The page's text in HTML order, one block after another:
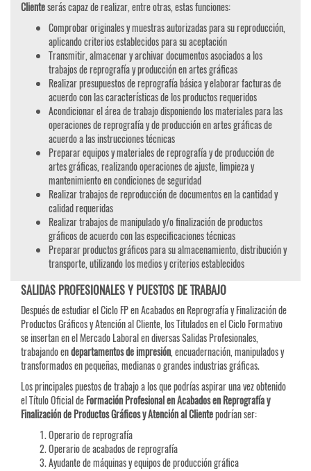
Clienteserás capaz de realizar, entre otras, estas funciones:
Comprobar originales y muestras autorizadas para su reproducción,
aplicando criterios establecidos para su aceptación
Transmitir, almacenar y archivar documentos asociados a los
trabajos de reprografía y producción en artes gráficas
Realizar presupuestos de reprografía básica y elaborar facturas de
acuerdo con las características de los productos requeridos
Acondicionar el área de trabajo disponiendo los materiales para las
operaciones de reprografía y de producción en artes gráficas de
acuerdo a las instrucciones técnicas
Preparar equipos y materiales de reprografía y de producción de
artes gráficas, realizando operaciones de ajuste, limpieza y
mantenimiento en condiciones de seguridad
Realizar trabajos de reproducción de documentos en la cantidad y
calidad requeridas
Realizar trabajos de manipulado y/o finalización de productos
gráficos de acuerdo con las especificaciones técnicas
Preparar productos gráficos para su almacenamiento, distribución y
transporte, utilizando los medios y criterios establecidos
SALIDAS PROFESIONALES Y PUESTOS DE TRABAJO
Después de estudiar el Ciclo FP en Acabados en Reprografía y Finalización de
Productos Gráficos y Atención al Cliente, los Titulados en el Ciclo Formativo
se insertan en el Mercado Laboral en diversas Salidas Profesionales,
trabajando endepartamentos de impresión, encuadernación, manipulados y
transformados en pequeñas, medianas o grandes industrias gráficas.
Los principales puestos de trabajo a los que podrías aspirar una vez obtenido
el Título Oficial deFormación Profesional en Acabados en Reprografía y
Finalización de Productos Gráficos y Atención al Clientepodrían ser:
Operario de reprografía
Operario de acabados de reprografía
Ayudante de máquinas y equipos de producción gráfica